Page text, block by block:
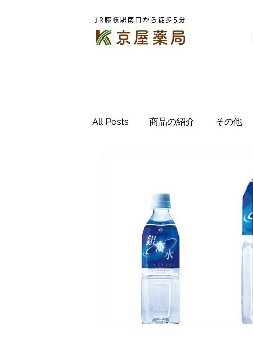
JR藤枝駅南口から徒歩5分
All Posts 商品の紹介 その他